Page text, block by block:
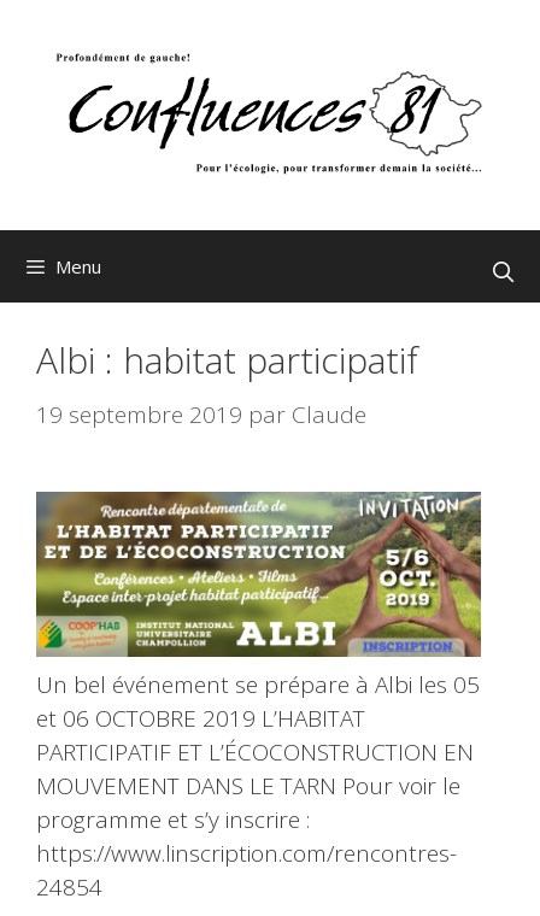
Menu
Albi : habitat participatif
19 septembre 2019 par Claude
Un bel événement se prépare à Albi les 05
et 06 OCTOBRE 2019 L’HABITAT
PARTICIPATIF ET L’ÉCOCONSTRUCTION EN
MOUVEMENT DANS LE TARN Pour voir le
programme et s’y inscrire :
https://www.linscription.com/rencontres-
24854